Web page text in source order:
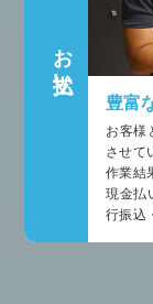
お支払い
豊富
お客様
させて
作業結
現金払
行振込